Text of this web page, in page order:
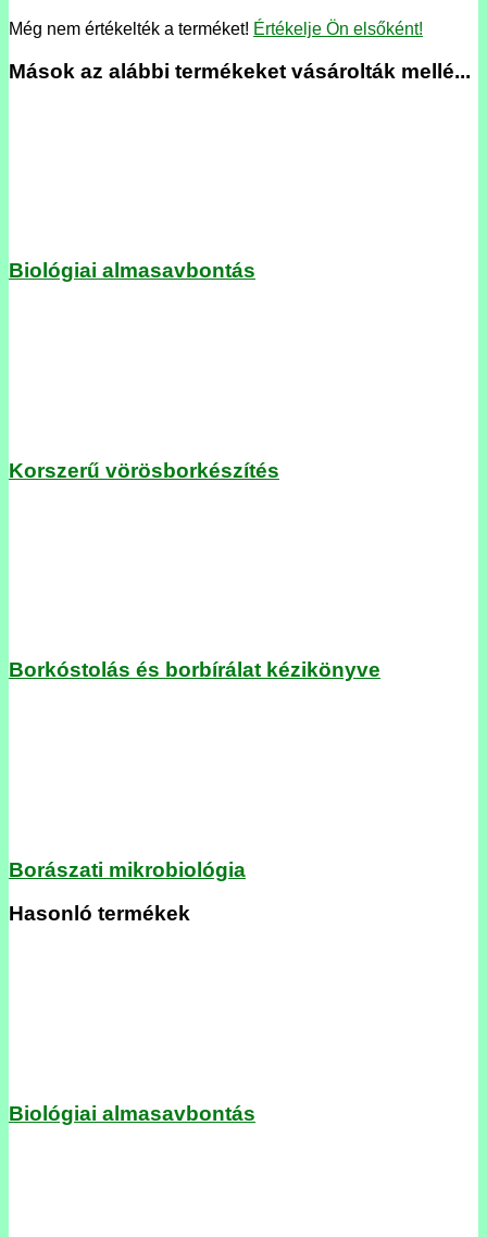
Még nem értékelték a terméket! Értékelje Ön elsőként!
Mások az alábbi termékeket vásárolták mellé...
Biológiai almasavbontás
Korszerű vörösborkészítés
Borkóstolás és borbírálat kézikönyve
Borászati mikrobiológia
Hasonló termékek
Biológiai almasavbontás